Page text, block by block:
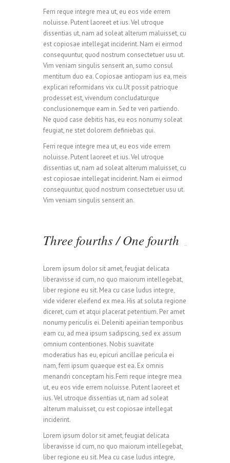
Ferri reque integre mea ut, eu eos vide errem
noluisse. Putent laoreet et ius. Vel utroque
dissentias ut, nam ad soleat alterum maluisset, cu
est copiosae intellegat inciderint. Nam ei eirmod
consequuntur, quod nostrum consectetuer usu ut.
Vim veniam singulis senserit an, sumo consul
mentitum duo ea. Copiosae antiopam ius ea, meis
explicari reformidans vix cu.Ut possit patrioque
prodesset est, vivendum concludaturque
conclusionemque eam in. Sed te veri partiendo.
Ne quod case debitis has, eu eos nonumy soleat
feugiat, ne stet dolorem definiebas qui.
Ferri reque integre mea ut, eu eos vide errem
noluisse. Putent laoreet et ius. Vel utroque
dissentias ut, nam ad soleat alterum maluisset, cu
est copiosae intellegat inciderint. Nam ei eirmod
consequuntur, quod nostrum consectetuer usu ut.
Vim veniam singulis senserit an.
Three fourths / One fourth
Lorem ipsum dolor sit amet, feugiat delicata
liberavisse id cum, no quo maiorum intellegebat,
liber regione eu sit. Mea cu case ludus integre,
vide viderer eleifend ex mea. His at soluta regione
diceret, cum et atqui placerat petentium. Per amet
nonumy periculis ei. Deleniti apeirian temporibus
eam cu, ad mea ipsum sadipscing, sed ex assum
omnium contentiones. Nobis suavitate
moderatius has eu, epicuri ancillae pericula ei
nam, ferri ipsum quaeque est ea. Ex omnis
menandri conceptam his.Ferri reque integre mea
ut, eu eos vide errem noluisse. Putent laoreet et
ius. Vel utroque dissentias ut, nam ad soleat
alterum maluisset, cu est copiosae intellegat
inciderint.
Lorem ipsum dolor sit amet, feugiat delicata
liberavisse id cum, no quo maiorum intellegebat,
liber regione eu sit. Mea cu case ludus integre,